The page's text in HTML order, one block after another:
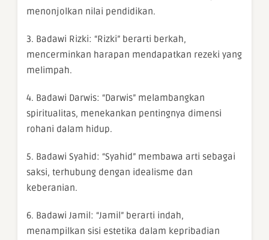
menonjolkan nilai pendidikan.
3. Badawi Rizki: “Rizki” berarti berkah,
mencerminkan harapan mendapatkan rezeki yang
melimpah.
4. Badawi Darwis: “Darwis” melambangkan
spiritualitas, menekankan pentingnya dimensi
rohani dalam hidup.
5. Badawi Syahid: “Syahid” membawa arti sebagai
saksi, terhubung dengan idealisme dan
keberanian.
6. Badawi Jamil: “Jamil” berarti indah,
menampilkan sisi estetika dalam kepribadian